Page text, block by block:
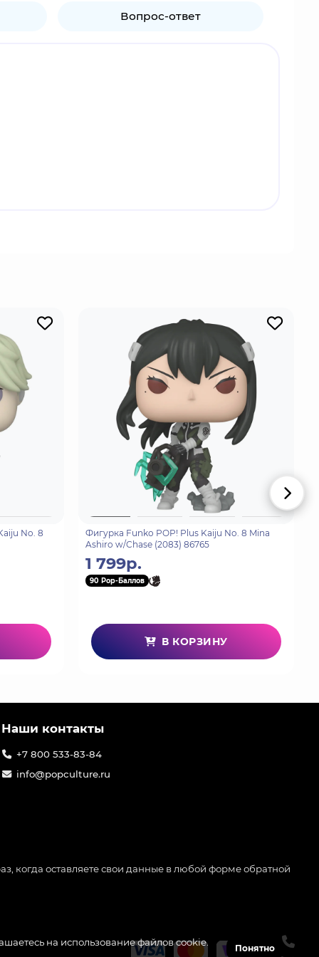
Вопрос-ответ
No. 8
Фигурка Funko POP! Plus Kaiju No. 8 Mina
Ashiro w/Chase (2083) 86765
1 799р.
90 Pop-Баллов
В КОРЗИНУ
на использование файлов cookie.
Понятно
Наши контакты
+7 800 533-83-84
info@popculture.ru
когда оставляете свои данные в любой форме обратной